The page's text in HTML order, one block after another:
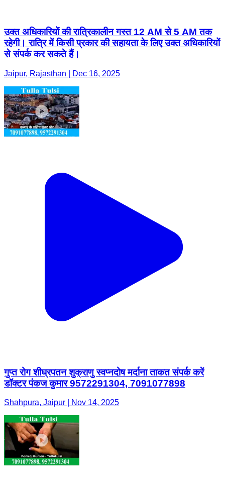
उक्त अधिकारियों की रात्रिकालीन गस्त 12 AM से 5 AM तक
रहेगी। रात्रि में किसी प्रकार की सहायता के लिए उक्त अधिकारियों
से संपर्क कर सकते हैं।
Jaipur, Rajasthan | Dec 16, 2025
गुप्त रोग शीघ्रपतन शुक्राणु स्वप्नदोष मर्दाना ताकत संपर्क करें
डॉक्टर पंकज कुमार 9572291304, 7091077898
Shahpura, Jaipur | Nov 14, 2025